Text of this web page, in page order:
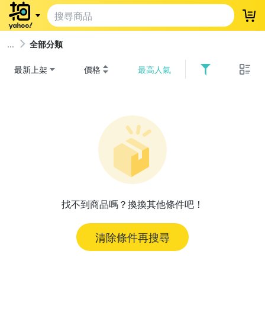
登
全部分類
最新上架 價格 最高人氣
找不到商品嗎？換換其他條件吧！
清除條件再搜尋